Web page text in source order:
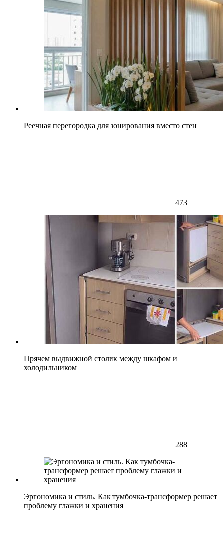
Реечная перегородка для зонирования вместо стен
473
Прячем выдвижной столик между шкафом и
холодильником
288
Эргономика и стиль. Как тумбочка-трансформер решает
проблему глажки и хранения